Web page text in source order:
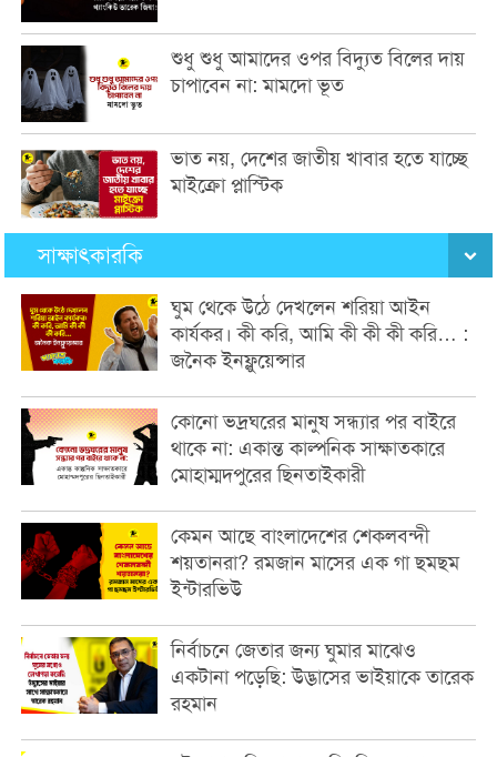
শুধু শুধু আমাদের ওপর বিদ্যুত বিলের দায়
চাপাবেন না: মামদো ভূত
ভাত নয়, দেশের জাতীয় খাবার হতে যাচ্ছে
মাইক্রো প্লাস্টিক
সাক্ষাৎকারকি
ঘুম থেকে উঠে দেখলেন শরিয়া আইন
কার্যকর। কী করি, আমি কী কী কী করি… :
জনৈক ইনফ্লুয়েন্সার
কোনো ভদ্রঘরের মানুষ সন্ধ্যার পর বাইরে
থাকে না: একান্ত কাল্পনিক সাক্ষাতকারে
মোহাম্মদপুরের ছিনতাইকারী
কেমন আছে বাংলাদেশের শেকলবন্দী
শয়তানরা? রমজান মাসের এক গা ছমছম
ইন্টারভিউ
নির্বাচনে জেতার জন্য ঘুমার মাঝেও
একটানা পড়েছি: উদ্ভাসের ভাইয়াকে তারেক
রহমান